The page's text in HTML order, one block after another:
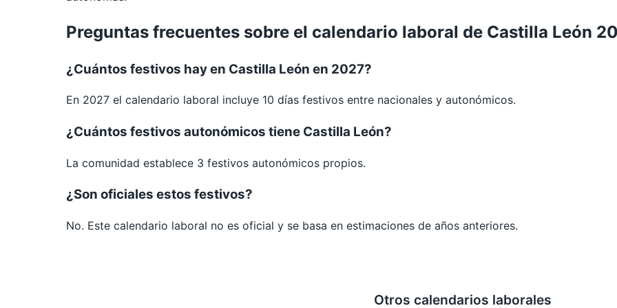
Preguntas frecuentes sobre el calendario laboral de Castilla León
¿Cuántos festivos hay en Castilla León en 2027?
En 2027 el calendario laboral incluye 10 días festivos entre nacionales y autonómicos.
¿Cuántos festivos autonómicos tiene Castilla León?
La comunidad establece 3 festivos autonómicos propios.
¿Son oficiales estos festivos?
No. Este calendario laboral no es oficial y se basa en estimaciones de años anteriores.
Otros calendarios laborales